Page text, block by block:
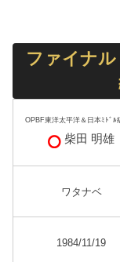
ファイナ
OPBF東洋太平洋＆日本ﾐﾄﾞﾙ
柴田 明雄
ワタナベ
1984/11/19